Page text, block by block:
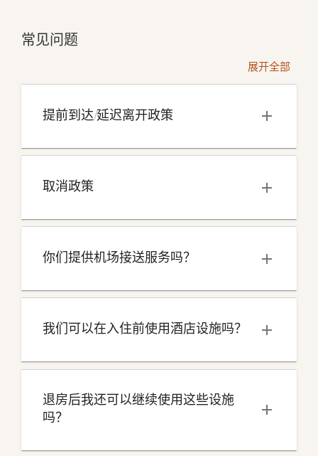
常见问题
展开全部
提前到达/延迟离开政策
取消政策
你们提供机场接送服务吗？
我们可以在入住前使用酒店设施吗？
退房后我还可以继续使用这些设施
吗？